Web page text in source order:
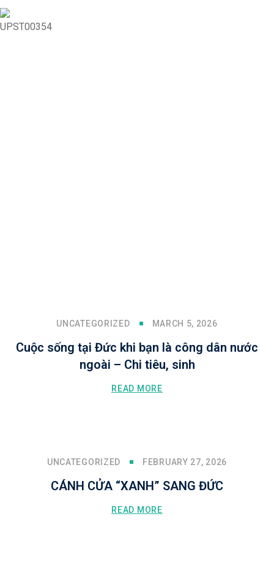
UNCATEGORIZED MARCH 5, 2026
Cuộc sống tại Đức khi bạn là công dân nước
ngoài – Chi tiêu, sinh
READ MORE
UNCATEGORIZED FEBRUARY 27, 2026
CÁNH CỬA “XANH” SANG ĐỨC
READ MORE